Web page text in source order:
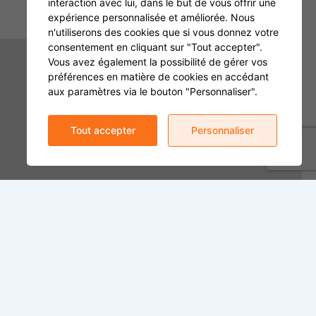
interaction avec lui, dans le but de vous offrir une
expérience personnalisée et améliorée. Nous
n'utiliserons des cookies que si vous donnez votre
consentement en cliquant sur "Tout accepter".
Vous avez également la possibilité de gérer vos
préférences en matière de cookies en accédant
aux paramètres via le bouton "Personnaliser".
Tout accepter Personnaliser